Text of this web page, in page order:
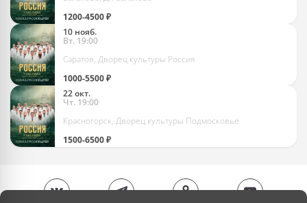
1200-4500 ₽
10 нояб.
Вт. 19:00
Саратов, Дворец культуры Россия
1000-5500 ₽
22 окт.
Чт. 19:00
Красногорск, Дворец культуры Подмосковье
1500-6500 ₽